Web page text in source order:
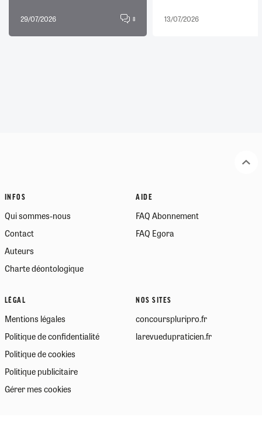
29/07/2026 8 13/07/2026
INFOS
Qui sommes-nous
Contact
Auteurs
Charte déontologique
AIDE
FAQ Abonnement
FAQ Egora
LÉGAL
Mentions légales
Politique de confidentialité
Politique de cookies
Politique publicitaire
Gérer mes cookies
NOS SITES
concourspluripro.fr
larevuedupraticien.fr